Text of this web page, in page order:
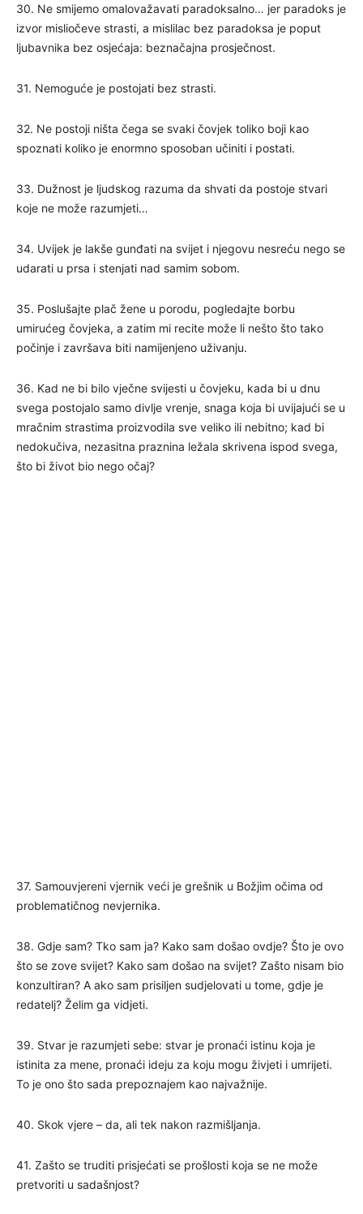
30. Ne smijemo omalovažavati paradoksalno… jer paradoks je
izvor misliočeve strasti, a mislilac bez paradoksa je poput
ljubavnika bez osjećaja: beznačajna prosječnost.
31. Nemoguće je postojati bez strasti.
32. Ne postoji ništa čega se svaki čovjek toliko boji kao
spoznati koliko je enormno sposoban učiniti i postati.
33. Dužnost je ljudskog razuma da shvati da postoje stvari
koje ne može razumjeti…
34. Uvijek je lakše gunđati na svijet i njegovu nesreću nego se
udarati u prsa i stenjati nad samim sobom.
35. Poslušajte plač žene u porodu, pogledajte borbu
umirućeg čovjeka, a zatim mi recite može li nešto što tako
počinje i završava biti namijenjeno uživanju.
36. Kad ne bi bilo vječne svijesti u čovjeku, kada bi u dnu
svega postojalo samo divlje vrenje, snaga koja bi uvijajući se u
mračnim strastima proizvodila sve veliko ili nebitno; kad bi
nedokučiva, nezasitna praznina ležala skrivena ispod svega,
što bi život bio nego očaj?
37. Samouvjereni vjernik veći je grešnik u Božjim očima od
problematičnog nevjernika.
38. Gdje sam? Tko sam ja? Kako sam došao ovdje? Što je ovo
što se zove svijet? Kako sam došao na svijet? Zašto nisam bio
konzultiran? A ako sam prisiljen sudjelovati u tome, gdje je
redatelj? Želim ga vidjeti.
39. Stvar je razumjeti sebe: stvar je pronaći istinu koja je
istinita za mene, pronaći ideju za koju mogu živjeti i umrijeti.
To je ono što sada prepoznajem kao najvažnije.
40. Skok vjere – da, ali tek nakon razmišljanja.
41. Zašto se truditi prisjećati se prošlosti koja se ne može
pretvoriti u sadašnjost?